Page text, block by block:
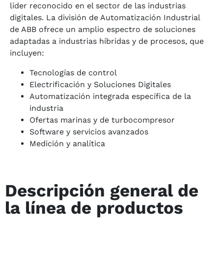
líder reconocido en el sector de las industrias
digitales. La división de Automatización Industrial
de ABB ofrece un amplio espectro de soluciones
adaptadas a industrias híbridas y de procesos, que
incluyen:
Tecnologías de control
Electrificación y Soluciones Digitales
Automatización integrada específica de la
industria
Ofertas marinas y de turbocompresor
Software y servicios avanzados
Medición y analítica
Descripción general de
la línea de productos